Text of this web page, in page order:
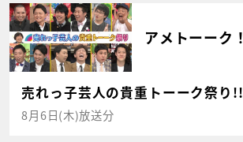
アメトーーク！
売れっ子芸人の貴重トーーク祭り!!
8月6日(木)放送分